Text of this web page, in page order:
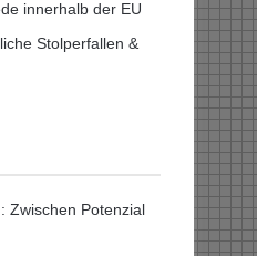
innerhalb der EU
Stolperfallen &
Zwischen Potenzial